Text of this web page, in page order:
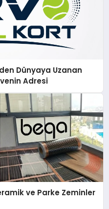
Dünyaya Uzanan
Adresi
ve Parke Zeminler